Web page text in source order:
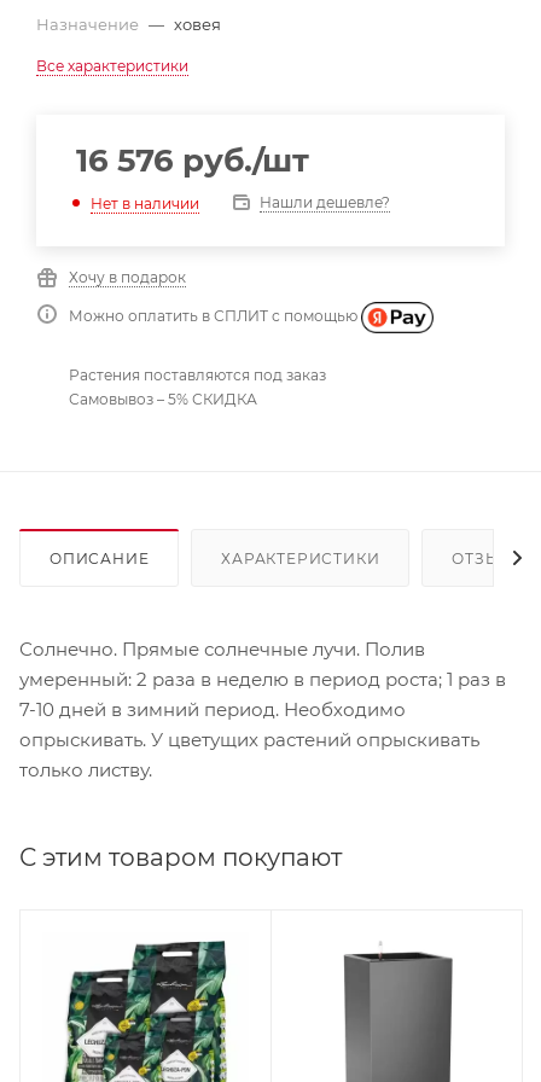
Назначение — ховея
Все характеристики
16 576 руб./шт
Нет в наличии Нашли дешевле?
Хочу в подарок
Можно оплатить в СПЛИТ с помощью
Растения поставляются под заказ
Самовывоз – 5% СКИДКА
ОПИСАНИЕ ХАРАКТЕРИСТИКИ ОТЗЫВЫ
Солнечно. Прямые солнечные лучи. Полив
умеренный: 2 раза в неделю в период роста; 1 раз в
7-10 дней в зимний период. Необходимо
опрыскивать. У цветущих растений опрыскивать
только листву.
С этим товаром покупают